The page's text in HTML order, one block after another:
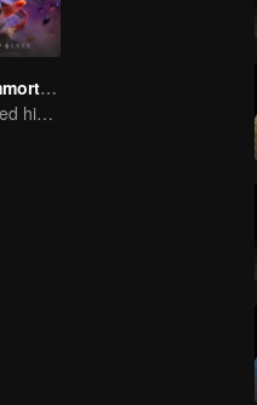
Legend of Immortals
The boy changed his life into a king